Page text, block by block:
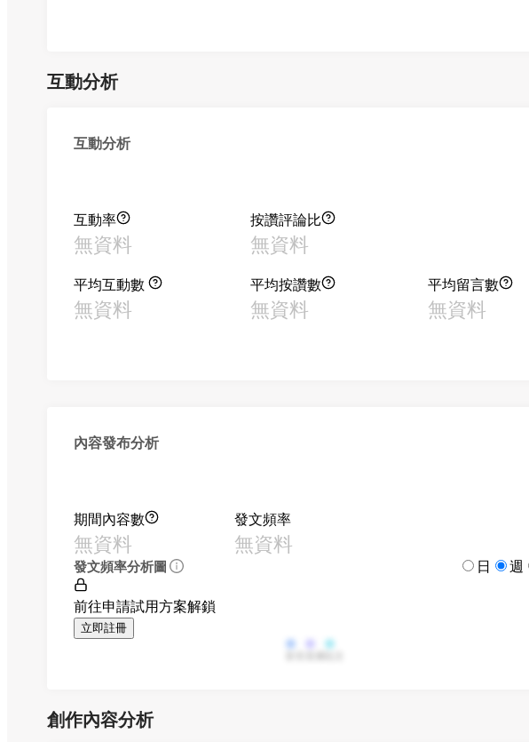
互動分析
互動分析
互動率
無資料
按讚評論比
無資料
平均互動數
無資料
平均按讚數
無資料
平均留言數
無資料
內容發布分析
期間內容數
無資料
發文頻率
無資料
發文頻率分析圖 日 週
前往申請試用方案解鎖
立即註冊
創作內容分析